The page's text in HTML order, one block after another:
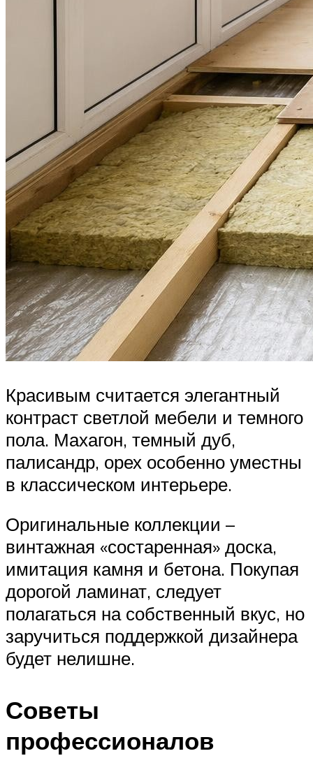
Красивым считается элегантный
контраст светлой мебели и темного
пола. Махагон, темный дуб,
палисандр, орех особенно уместны
в классическом интерьере.
Оригинальные коллекции –
винтажная «состаренная» доска,
имитация камня и бетона. Покупая
дорогой ламинат, следует
полагаться на собственный вкус, но
заручиться поддержкой дизайнера
будет нелишне.
Советы
профессионалов